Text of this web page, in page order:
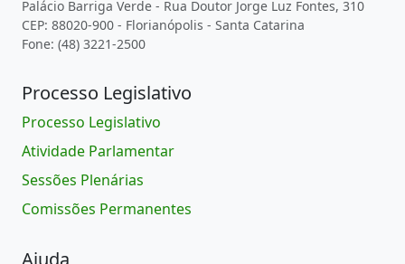
Palácio Barriga Verde - Rua Doutor Jorge Luz Fontes, 310
CEP: 88020-900 - Florianópolis - Santa Catarina
Fone: (48) 3221-2500
Processo Legislativo
Processo Legislativo
Atividade Parlamentar
Sessões Plenárias
Comissões Permanentes